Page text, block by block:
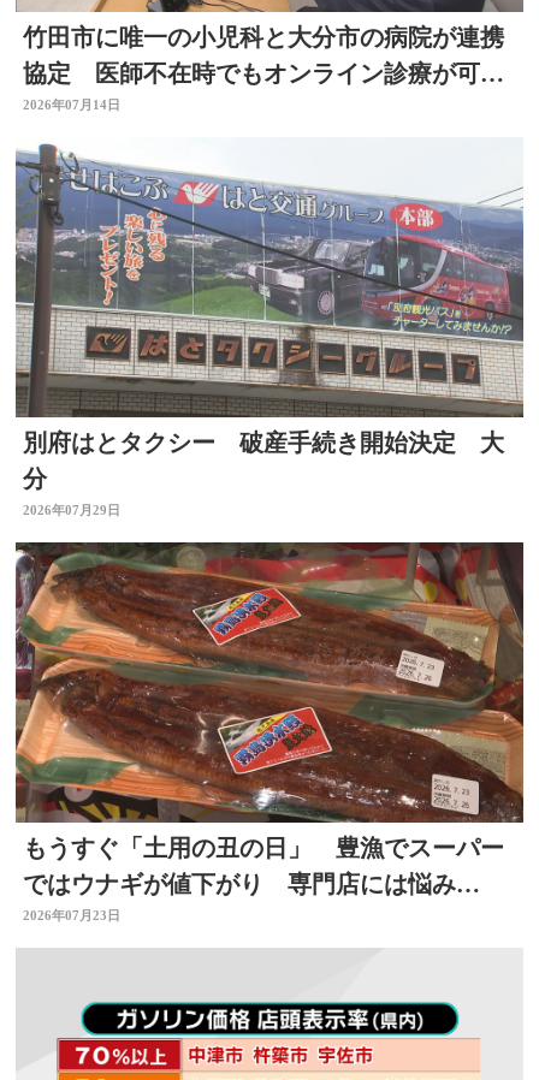
竹田市に唯一の小児科と大分市の病院が連携
協定 医師不在時でもオンライン診療が可能
に
2026年07月14日
別府はとタクシー 破産手続き開始決定 大
分
2026年07月29日
もうすぐ「土用の丑の日」 豊漁でスーパー
ではウナギが値下がり 専門店には悩み
も… 大分
2026年07月23日